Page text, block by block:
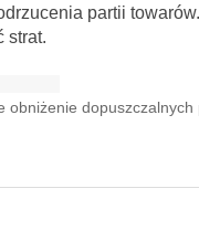
partii
strat.
obniżenie